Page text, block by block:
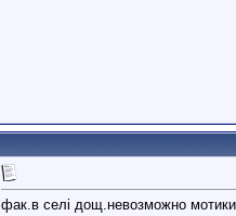
фак.в селі дощ.невозможно